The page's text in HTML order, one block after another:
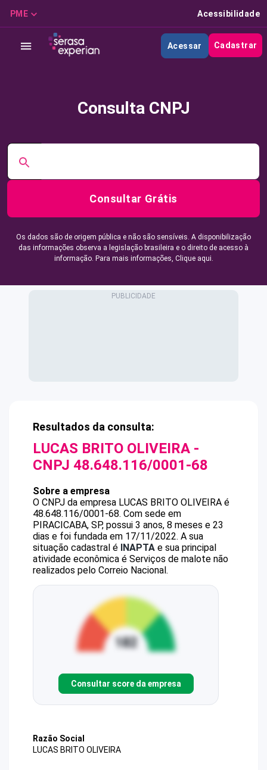
PME Acessibilidade
Acessar Cadastrar
Consulta CNPJ
Consultar Grátis
Os dados são de origem pública e não são sensíveis. A disponibilização
das informações observa a legislação brasileira e o direito de acesso à
informação. Para mais informações, Clique aqui.
Resultados da consulta:
LUCAS BRITO OLIVEIRA -
CNPJ 48.648.116/0001-68
Sobre a empresa
O CNPJ da empresa LUCAS BRITO OLIVEIRA é
48.648.116/0001-68. Com sede em
PIRACICABA, SP, possui 3 anos, 8 meses e 23
dias e foi fundada em 17/11/2022. A sua
situação cadastral é INAPTA e sua principal
atividade econômica é Serviços de malote não
realizados pelo Correio Nacional.
Consultar score da empresa
Razão Social
LUCAS BRITO OLIVEIRA